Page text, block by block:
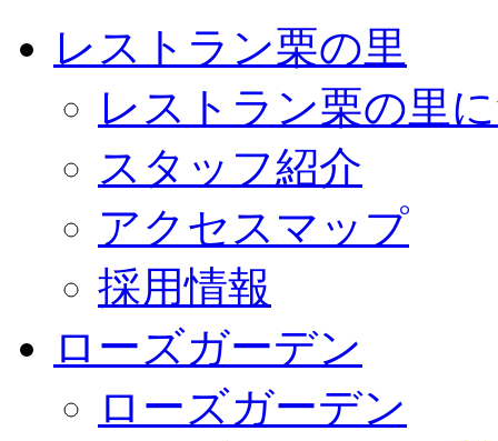
レストラン栗の里
レストラン栗の里
スタッフ紹介
アクセスマップ
採用情報
ローズガーデン
ローズガーデン